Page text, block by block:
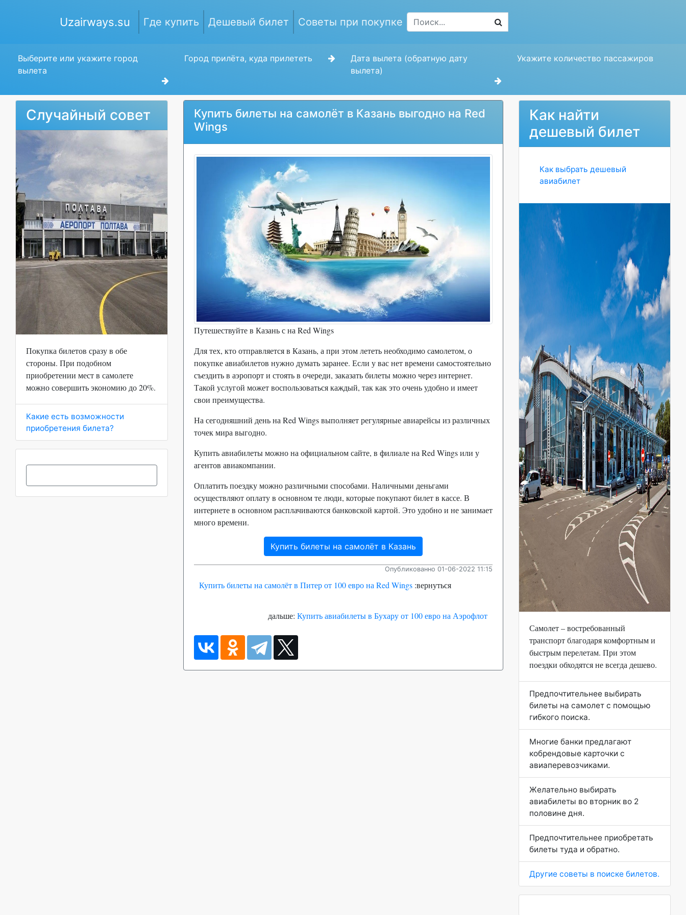
Uzairways.su Где купить Дешевый билет Советы при покупке
Выберите или укажите город
вылета
Город прилёта, куда прилететь
Дата вылета (обратную дату
вылета)
Укажите количество пассажиров
Случайный совет
Покупка билетов сразу в обе
стороны. При подобном
приобретении мест в самолете
можно совершить экономию до 20%.
Какие есть возможности
приобретения билета?
Купить билеты на самолёт в Казань выгодно на Red
Wings
Путешествуйте в Казань с на Red Wings
Для тех, кто отправляется в Казань, а при этом лететь необходимо самолетом, о
покупке авиабилетов нужно думать заранее. Если у вас нет времени самостоятельно
съездить в аэропорт и стоять в очереди, заказать билеты можно через интернет.
Такой услугой может воспользоваться каждый, так как это очень удобно и имеет
свои преимущества.
На сегодняшний день на Red Wings выполняет регулярные авиарейсы из различных
точек мира выгодно.
Купить авиабилеты можно на официальном сайте, в филиале на Red Wings или у
агентов авиакомпании.
Оплатить поездку можно различными способами. Наличными деньгами
осуществляют оплату в основном те люди, которые покупают билет в кассе. В
интернете в основном расплачиваются банковской картой. Это удобно и не занимает
много времени.
Купить билеты на самолёт в Казань
Опубликованно 01-06-2022 11:15
Купить билеты на самолёт в Питер от 100 евро на Red Wings:вернуться
дальше: Купить авиабилеты в Бухару от 100 евро на Аэрофлот
Как найти
дешевый билет
Как выбрать дешевый
авиабилет
Самолет – востребованный
транспорт благодаря комфортным и
быстрым перелетам. При этом
поездки обходятся не всегда дешево.
Предпочтительнее выбирать
билеты на самолет с помощью
гибкого поиска.
Многие банки предлагают
кобрендовые карточки с
авиаперевозчиками.
Желательно выбирать
авиабилеты во вторник во 2
половине дня.
Предпочтительнее приобретать
билеты туда и обратно.
Другие советы в поиске билетов.